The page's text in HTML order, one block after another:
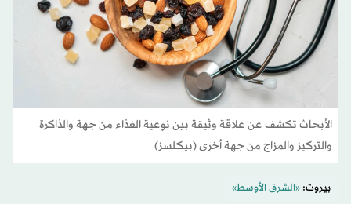
الأبحاث تكشف عن علاقة وثيقة بين نوعية الغذاء من جهة والذاكرة
والتركيز والمزاج من جهة أخرى (بيكلسز)
بيروت:«الشرق الأوسط»